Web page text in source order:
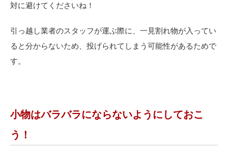
対に避けてくださいね！
引っ越し業者のスタッフが運ぶ際に、一見割れ物が入ってい
ると分からないため、投げられてしまう可能性があるためで
す。
小物はバラバラにならないようにしておこ
う！